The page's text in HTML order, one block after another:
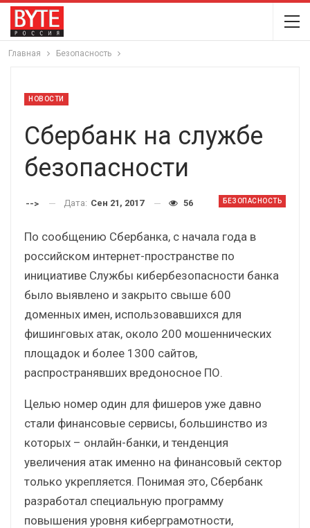
Главная Безопасность
НОВОСТИ
Сбербанк на службе
безопасности
БЕЗОПАСНОСТЬ
--> Дата: Сен 21, 2017 56
По сообщению Сбербанка, с начала года в
российском интернет-пространстве по
инициативе Службы кибербезопасности банка
было выявлено и закрыто свыше 600
доменных имен, использовавшихся для
фишинговых атак, около 200 мошеннических
площадок и более 1300 сайтов,
распространявших вредоносное ПО.
Целью номер один для фишеров уже давно
стали финансовые сервисы, большинство из
которых – онлайн-банки, и тенденция
увеличения атак именно на финансовый сектор
только укрепляется. Понимая это, Сбербанк
разработал специальную программу
повышения уровня киберграмотности,